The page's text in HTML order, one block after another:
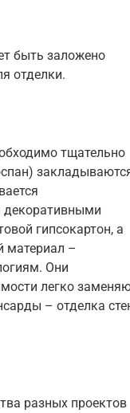
быть заложено
отделки.
тщательно
декоративными
гипсокартон, а
материал –
Они
легко
– отделка
разных проектов